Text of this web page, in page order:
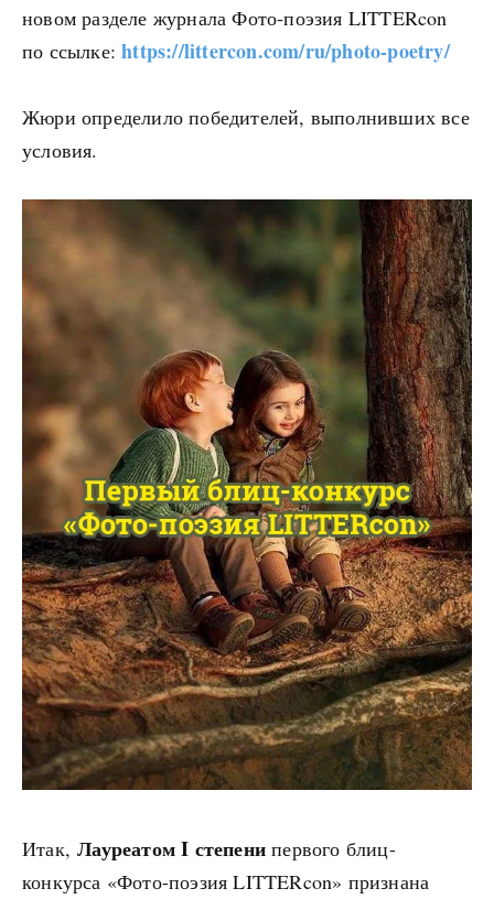
новом разделе журнала Фото-поэзия LITTERcon
по ссылке:https://littercon.com/ru/photo-poetry/
Жюри определило победителей, выполнивших все
условия.
Итак,Лауреатом I степени первого блиц-
конкурса «Фото-поэзия LITTERcon» признана